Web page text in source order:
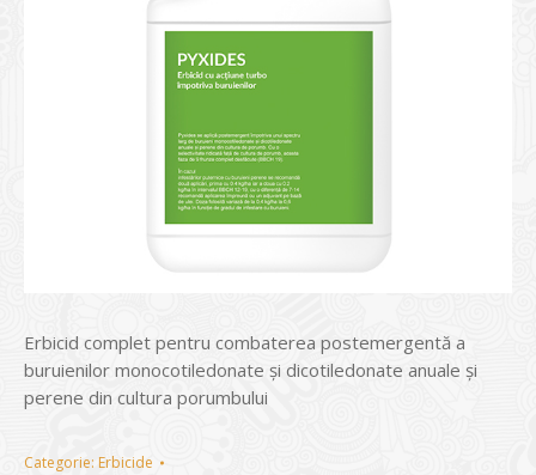
Erbicid complet pentru combaterea postemergentă a
buruienilor monocotiledonate și dicotiledonate anuale și
perene din cultura porumbului
Categorie: Erbicide